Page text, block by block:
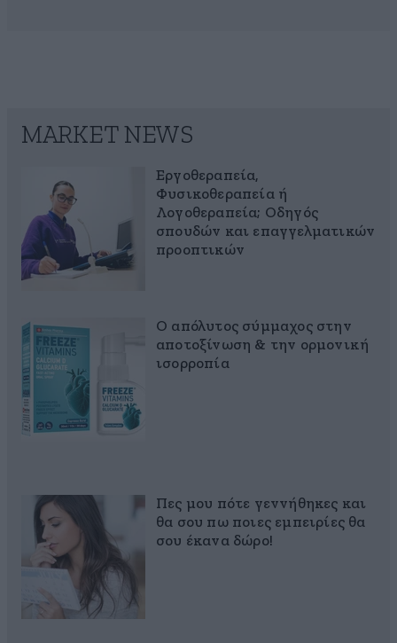
MARKET NEWS
Εργοθεραπεία,
Φυσικοθεραπεία ή
Λογοθεραπεία; Οδηγός
σπουδών και επαγγελματικών
προοπτικών
Ο απόλυτος σύμμαχος στην
αποτοξίνωση & την ορμονική
ισορροπία
Πες μου πότε γεννήθηκες και
θα σου πω ποιες εμπειρίες θα
σου έκανα δώρο!